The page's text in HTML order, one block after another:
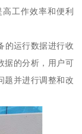
工作效率和便利
的运行数据进行收
据的分析，用户可
题并进行调整和改